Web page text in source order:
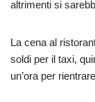
altrimenti si
La cena al
soldi per il taxi,
un’ora per